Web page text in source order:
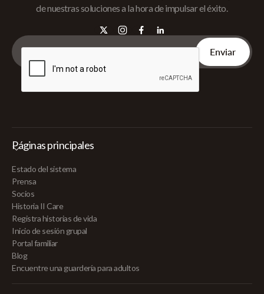
de nuestras soluciones a la hora de impulsar el éxito.
Páginas principales
Estado del sistema
Prensa
Socios
Historia II Care
Registra historias de vida
Inicio de sesión grupal
Portal familiar
Blog
Encuentre una guardería para adultos